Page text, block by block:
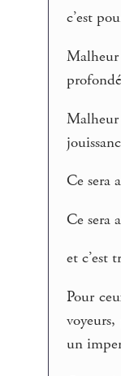
c’est
Malheur
Ce sera
Ce sera
et c’est
Pour
un